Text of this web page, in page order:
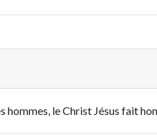
hommes, le Christ Jésus fait